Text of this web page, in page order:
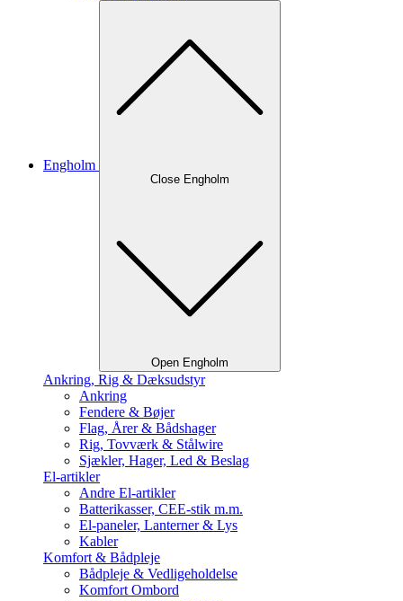
Engholm
Close Engholm
Open Engholm
Ankring, Rig & Dæksudstyr
Ankring
Fendere & Bøjer
Flag, Årer & Bådshager
Rig, Tovværk & Stålwire
Sjækler, Hager, Led & Beslag
El-artikler
Andre El-artikler
Batterikasser, CEE-stik m.m.
El-paneler, Lanterner & Lys
Kabler
Komfort & Bådpleje
Bådpleje & Vedligeholdelse
Komfort Ombord